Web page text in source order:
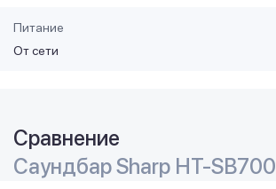
Питание
От сети
Сравнение
Саундбар Sharp HT-SB700